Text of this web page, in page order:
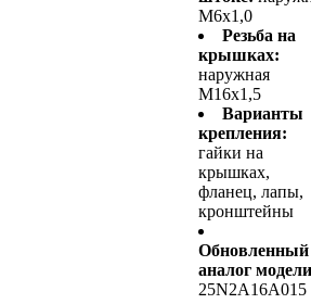
M6x1,0
Резьба на
крышках:
наружная
M16x1,5
Варианты
крепления:
гайки на
крышках,
фланец, лапы,
кронштейны
Обновленный
аналог
25N2A16A015